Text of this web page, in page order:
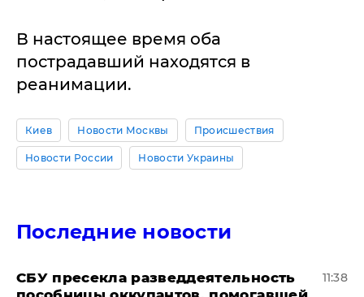
В настоящее время оба
пострадавший находятся в
реанимации.
Киев Новости Москвы Происшествия
Новости России Новости Украины
Последние новости
СБУ пресекла разведдеятельность
11:38